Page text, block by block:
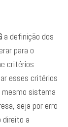
a definição dos
para o
critérios
esses critérios
sistema
seja por erro
direito a